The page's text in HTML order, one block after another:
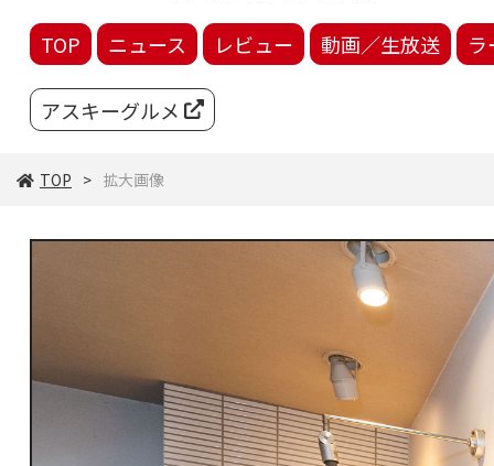
TOP ニュース レビュー 動画／生放送
アスキーグルメ
TOP 拡大画像